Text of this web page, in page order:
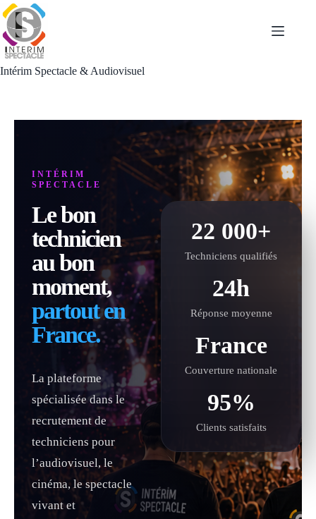
Passer
au
contenu
Intérim Spectacle & Audiovisuel
INTÉRIM
SPECTACLE
Le bon
technicien
au bon
moment,
partout en
France.
La plateforme
spécialisée dans le
recrutement de
techniciens pour
l’audiovisuel, le
cinéma, le spectacle
vivant et
22 000+
Techniciens qualifiés
24h
Réponse moyenne
France
Couverture nationale
95%
Clients satisfaits